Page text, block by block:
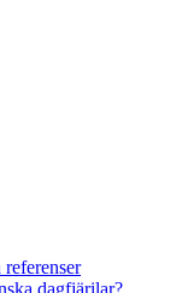
dagfjärilar?